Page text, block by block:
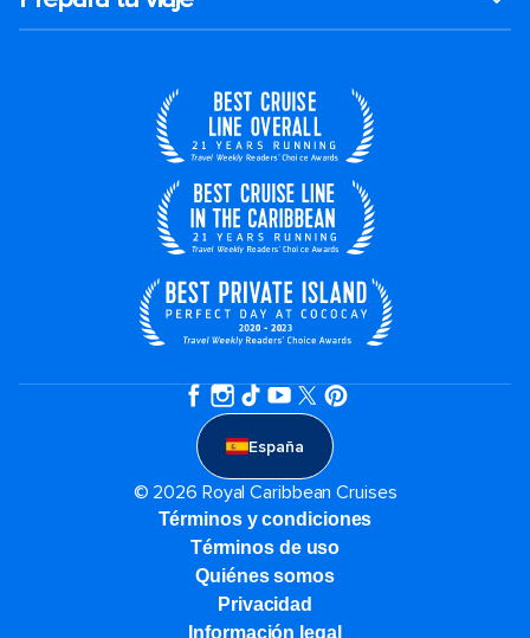
España
© 2026 Royal Caribbean Cruises
Términos y condiciones
Términos de uso
Quiénes somos
Privacidad
Información legal